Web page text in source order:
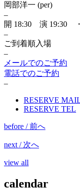
岡部洋一 (per)
–
開 18:30 演 19:30
–
ご到着順入場
–
メールでのご予約
電話でのご予約
–
RESERVE
RESERVE TEL
before / 前へ
next / 次へ
view all
calendar